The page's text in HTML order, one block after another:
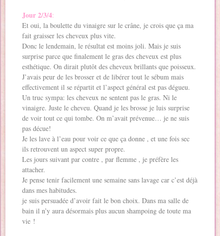
Jour 2/3/4:
Et oui, la boulette du vinaigre sur le crâne, je crois que ça ma
fait graisser les cheveux plus vite.
Donc le lendemain, le résultat est moins joli. Mais je suis
surprise parce que finalement le gras des cheveux est plus
esthétique. On dirait plutôt des cheveux brillants que poisseux.
J’avais peur de les brosser et de libérer tout le sébum mais
effectivement il se répartit et l’aspect général est pas dégueu.
Un truc sympa: les cheveux ne sentent pas le gras. Ni le
vinaigre. Juste le cheveu. Quand je les brosse je luis surprise
de voir tout ce qui tombe. On m’avait prévenue… je ne suis
pas décue!
Je les lave à l’eau pour voir ce que ça donne , et une fois sec
ils retrouvent un aspect super propre.
Les jours suivant par contre , par flemme , je préfère les
attacher.
Je pense tenir facilement une semaine sans lavage car c’est déjà
dans mes habitudes.
je suis persuadée d’avoir fait le bon choix. Dans ma salle de
bain il n’y aura désormais plus aucun shampoing de toute ma
vie !